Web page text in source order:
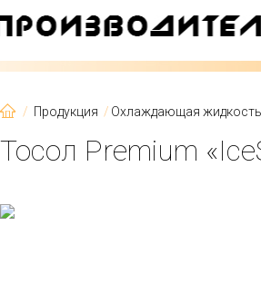
Продукция Охлаждающая жидкость
Тосол Premium